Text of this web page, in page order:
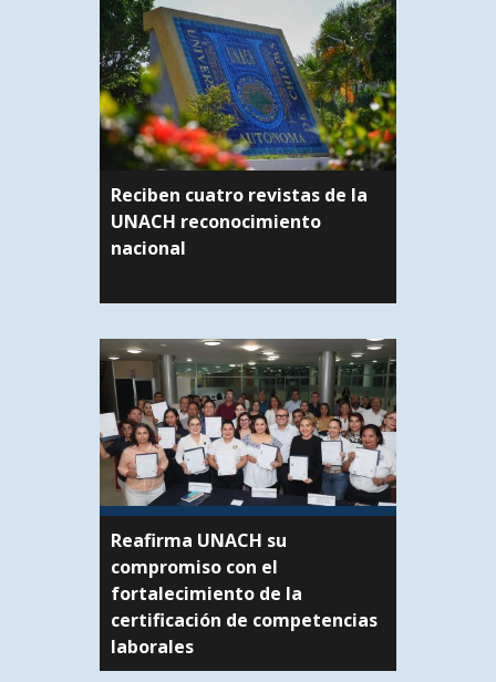
Reciben cuatro revistas de la
UNACH reconocimiento
nacional
Reafirma UNACH su
compromiso con el
fortalecimiento de la
certificación de competencias
laborales